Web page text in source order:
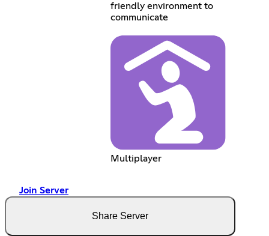
friendly environment to
communicate
Multiplayer
Join Server
Share Server